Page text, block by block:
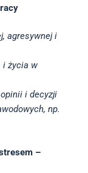
agresywnej i
i życia w
i decyzji
np.
–